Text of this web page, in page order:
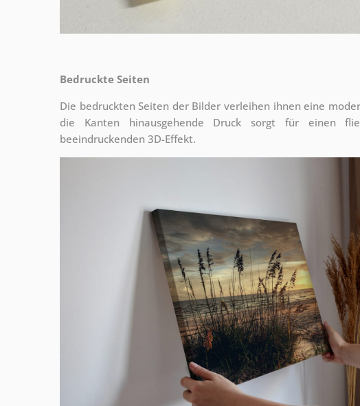
Bedruckte Seiten
Die bedruckten Seiten der Bilder verleihen ihnen eine
die Kanten hinausgehende Druck sorgt für einen
beeindruckenden 3D-Effekt.